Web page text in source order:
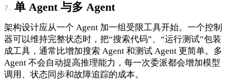
单 Agent 与多 Agent
架构设计应从一个 Agent 加一组受限工具开始。一个控制
器可以维持完整状态时，把“搜索代码”、“运行测试”包装
成工具，通常比增加搜索 Agent 和测试 Agent 更简单。多
Agent 不会自动提高推理能力，每一次委派都会增加模型
调用、状态同步和故障追踪的成本。